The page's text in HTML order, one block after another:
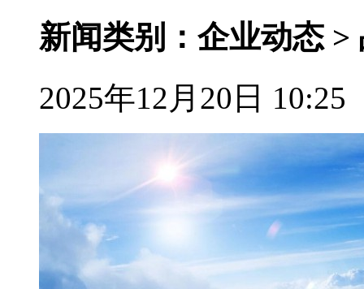
新闻类别：企业动态 >
2025年12月20日 10:25